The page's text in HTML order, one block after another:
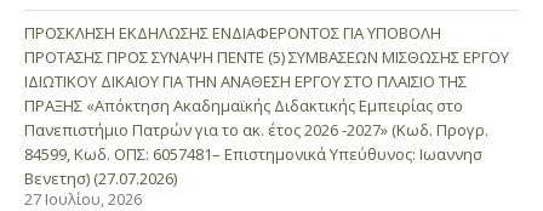
ΠΡΟΣΚΛΗΣΗ ΕΚΔΗΛΩΣΗΣ ΕΝΔΙΑΦΕΡΟΝΤΟΣ ΓΙΑ ΥΠΟΒΟΛΗ
ΠΡΟΤΑΣΗΣ ΠΡΟΣ ΣΥΝΑΨΗ ΠΕΝΤΕ (5) ΣΥΜΒΑΣΕΩΝ ΜΙΣΘΩΣΗΣ ΕΡΓΟΥ
ΙΔΙΩΤΙΚΟΥ ΔΙΚΑΙΟΥ ΓΙΑ ΤΗΝ ΑΝΑΘΕΣΗ ΕΡΓΟΥ ΣΤΟ ΠΛΑΙΣΙΟ ΤΗΣ
ΠΡΑΞΗΣ «Απόκτηση Ακαδημαϊκής Διδακτικής Εμπειρίας στο
Πανεπιστήμιο Πατρών για το ακ. έτος 2026 -2027» (Κωδ. Προγρ.
84599, Κωδ. ΟΠΣ: 6057481– Επιστημονικά Υπεύθυνος: Ιωαννησ
Βενετησ) (27.07.2026)
27 Ιουλίου, 2026